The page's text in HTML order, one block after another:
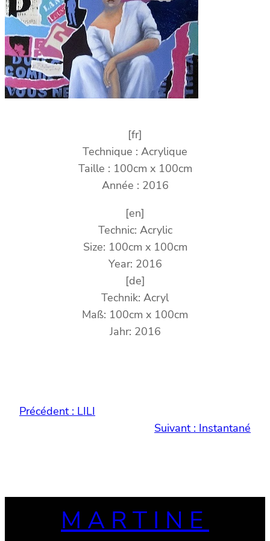
[fr]
Technique : Acrylique
Taille : 100cm x 100cm
Année : 2016
[en]
Technic: Acrylic
Size: 100cm x 100cm
Year: 2016
[de]
Technik: Acryl
Maß: 100cm x 100cm
Jahr: 2016
Précédent : LILI
Suivant : Instantané
MARTINE